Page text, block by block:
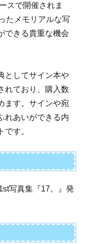
スで開催されま
たメモリアルな写
できる貴重な機会
としてサイン本や
れており、購入数
ます。サインや宛
れあいができる内
す。
写真集『17。』発